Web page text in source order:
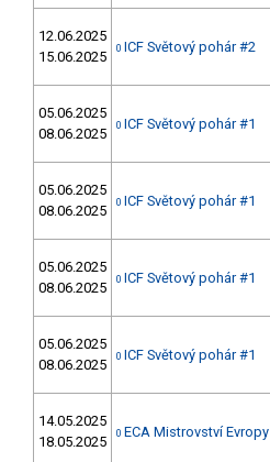
12.06.2025
15.06.2025
0 ICF Světový pohár #2
05.06.2025
08.06.2025
0 ICF Světový pohár #1
05.06.2025
08.06.2025
0 ICF Světový pohár #1
05.06.2025
08.06.2025
0 ICF Světový pohár #1
05.06.2025
08.06.2025
0 ICF Světový pohár #1
14.05.2025
18.05.2025
0 ECA Mistrovství Evropy